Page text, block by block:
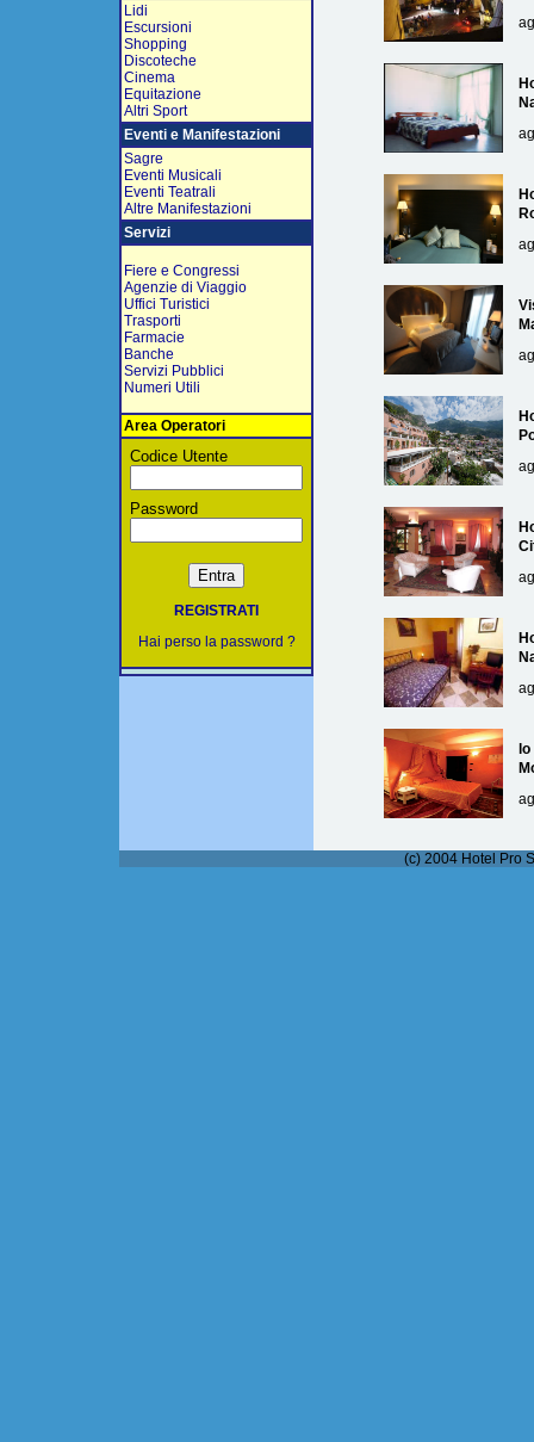
Lidi
Escursioni
Shopping
Discoteche
Cinema
Equitazione
Altri Sport
Eventi e Manifestazioni
Sagre
Eventi Musicali
Eventi Teatrali
Altre Manifestazioni
Servizi
Fiere e Congressi
Agenzie di Viaggio
Uffici Turistici
Trasporti
Farmacie
Banche
Servizi Pubblici
Numeri Utili
Area Operatori
Codice Utente
Password
REGISTRATI
Hai perso la password ?
(c) 2004 Hotel Pro